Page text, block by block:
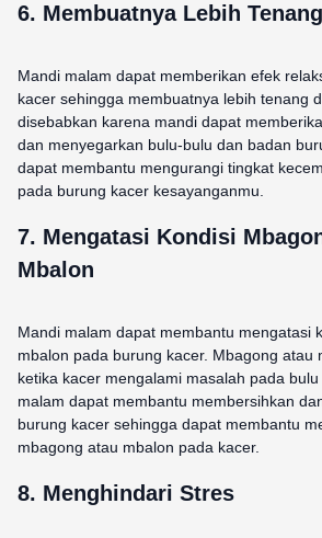
6. Membuatnya Lebih Tenang
Mandi malam dapat memberikan efek
kacer sehingga membuatnya lebih tenang
disebabkan karena mandi dapat
dan menyegarkan bulu-bulu dan badan
dapat membantu mengurangi tingkat
pada burung kacer kesayanganmu.
7. Mengatasi Kondisi
Mbalon
Mandi malam dapat membantu mengatasi
mbalon pada burung kacer. Mbagong atau
ketika kacer mengalami masalah pada
malam dapat membantu membersihkan
burung kacer sehingga dapat membantu
mbagong atau mbalon pada kacer.
8. Menghindari Stres